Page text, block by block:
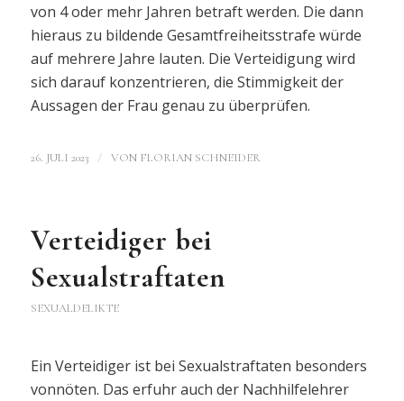
von 4 oder mehr Jahren betraft werden. Die dann
hieraus zu bildende Gesamtfreiheitsstrafe würde
auf mehrere Jahre lauten. Die Verteidigung wird
sich darauf konzentrieren, die Stimmigkeit der
Aussagen der Frau genau zu überprüfen.
26. JULI 2023 / VON FLORIAN SCHNEIDER
Verteidiger bei
Sexualstraftaten
SEXUALDELIKTE
Ein Verteidiger ist bei Sexualstraftaten besonders
vonnöten. Das erfuhr auch der Nachhilfelehrer